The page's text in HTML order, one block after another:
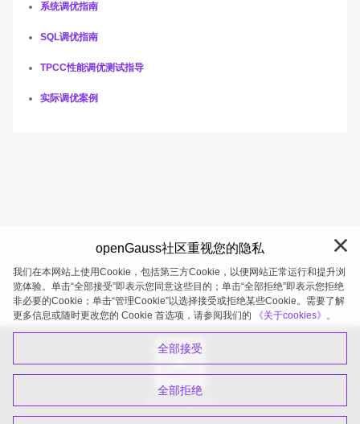
系统调优指南
SQL调优指南
TPCC性能调优测试指导
实际调优案例
openGauss 2026-08-08 20:27:21
openGauss社区重视您的隐私
我们在本网站上使用Cookie，包括第三方Cookie，以便网站正常运行和提升浏
览体验。单击“全部接受”即表示您同意这些目的；单击“全部拒绝”即表示您拒绝
非必要的Cookie；单击“管理Cookie”以选择接受或拒绝某些Cookie。需要了解
更多信息或随时更改您的 Cookie 首选项，请参阅我们的
《关于cookies》。
全部接受
全部拒绝